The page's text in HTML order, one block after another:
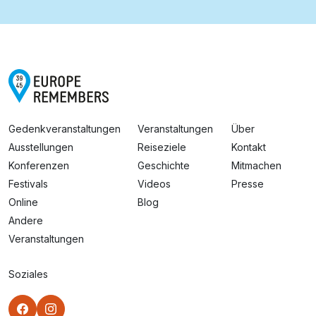
Gedenkveranstaltungen
Ausstellungen
Konferenzen
Festivals
Online
Andere
Veranstaltungen
Veranstaltungen
Reiseziele
Geschichte
Videos
Blog
Über
Kontakt
Mitmachen
Presse
Soziales